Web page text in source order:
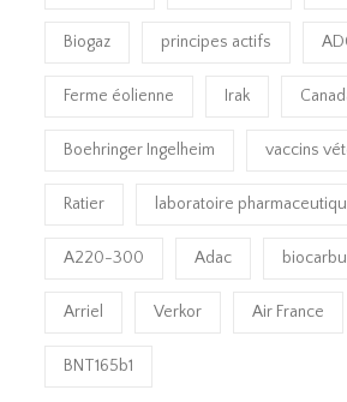
Biogaz principes actifs
Ferme éolienne Irak
Boehringer Ingelheim vaccins
Ratier laboratoire
A220-300 Adac
Arriel Verkor Air France
BNT165b1